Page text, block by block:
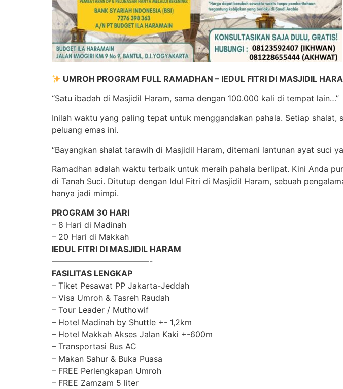
UMROH PROGRAM FULL RAMADHAN – IEDUL FITRI DI MASJIDIL
“Satu ibadah di Masjidil Haram, sama dengan 100.000 kali di tempat lain…”
Inilah waktu yang paling tepat untuk menggandakan pahala. Setiap
peluang emas ini.
“Bayangkan shalat tarawih di Masjidil Haram, ditemani lantunan ayat suci
Ramadhan adalah waktu terbaik untuk meraih pahala berlipat. Kini Anda
di Tanah Suci. Ditutup dengan Idul Fitri di Masjidil Haram, sebuah
hanya jadi mimpi.
PROGRAM 30 HARI
– 8 Hari di Madinah
– 20 Hari di Makkah
IEDUL FITRI DI MASJIDIL HARAM
————————————-
FASILITAS LENGKAP
– Tiket Pesawat PP Jakarta-Jeddah
– Visa Umroh & Tasreh Raudah
– Tour Leader / Muthowif
– Hotel Madinah by Shuttle +- 1,2km
– Hotel Makkah Akses Jalan Kaki +-600m
– Transportasi Bus AC
– Makan Sahur & Buka Puasa
– FREE Perlengkapan Umroh
– FREE Zamzam 5 liter